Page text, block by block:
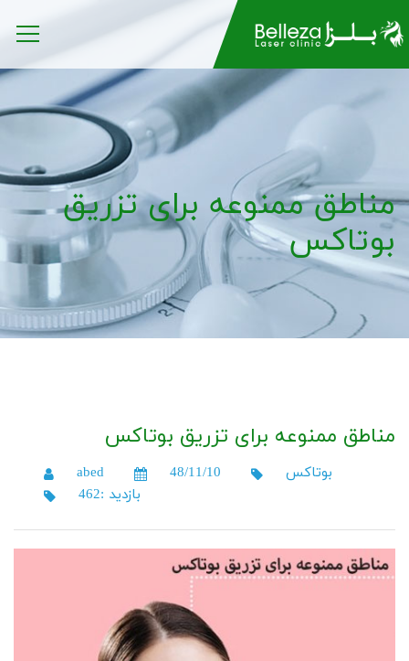
مناطق ممنوعه برای تزریق
بوتاکس
مناطق ممنوعه برای تزریق بوتاکس
abed 48/11/10
بوتاکس
بازدید :462